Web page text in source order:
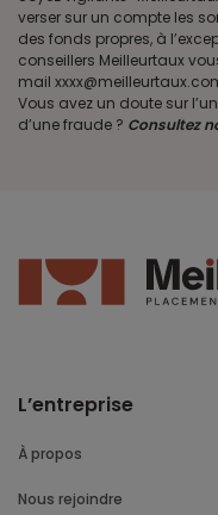
verser sur un compte les
des fonds propres, à
conseillers Meilleurtaux
mail
Vous avez un doute sur
d’une fraude ? Consultez
L’entreprise
À propos
Nous rejoindre